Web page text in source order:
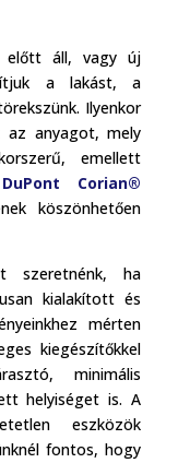
előtt áll, vagy új
a lakást, a
Ilyenkor
az anyagot, mely
emellett
DuPont Corian®
köszönhetően
szeretnénk, ha
kialakított és
mérten
kiegészítőkkel
minimális
helyiséget is. A
eszközök
fontos, hogy